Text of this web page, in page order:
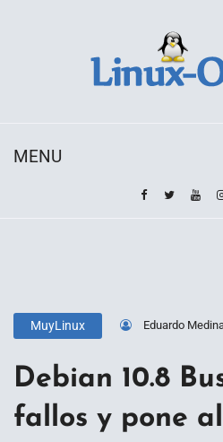
MENU
MuyLinux Eduardo
Debian 10.8
fallos y pone